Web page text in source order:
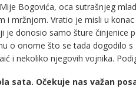
Bogovića, oca sutrašnjeg
i mržnjom. Vratio je misli u
je donosio samo šture činjenice
o onome što se tada dogodilo
i nekoliko njegovih vojnika.
sata. Očekuje nas važan